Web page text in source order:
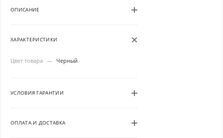
ОПИСАНИЕ
ХАРАКТЕРИСТИКИ
Цвет товара — Черный
УСЛОВИЯ ГАРАНТИИ
ОПЛАТА И ДОСТАВКА